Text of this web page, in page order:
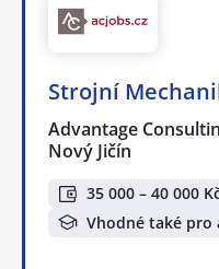
Strojní
Advantage
Nový Jičín
35 000 – 40 000
Vhodné také pro